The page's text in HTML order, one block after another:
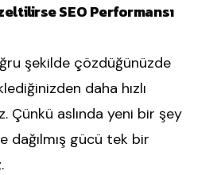
SEO Performansı
şekilde çözdüğünüzde
daha hızlı
Çünkü aslında yeni bir şey
dağılmış gücü tek bir